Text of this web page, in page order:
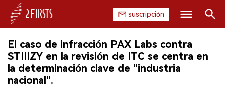
suscripción
INICIO
EMPRESA
Buscar
El caso de infracción PAX Labs contra
STIIIZY en la revisión de ITC se centra en
la determinación clave de "industria
nacional".